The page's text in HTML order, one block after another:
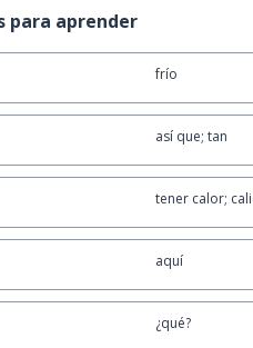
para aprender
frío
así que; tan
tener calor;
aquí
¿qué?